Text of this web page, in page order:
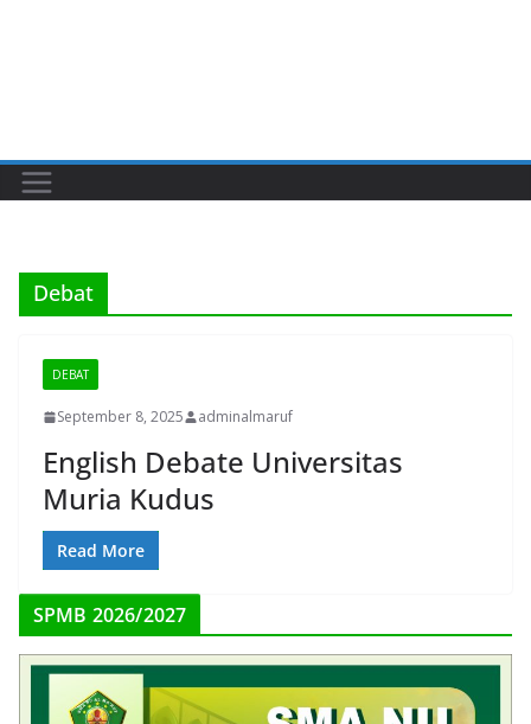
Debat
DEBAT
September 8, 2025 adminalmaruf
English Debate Universitas
Muria Kudus
Read More
SPMB 2026/2027